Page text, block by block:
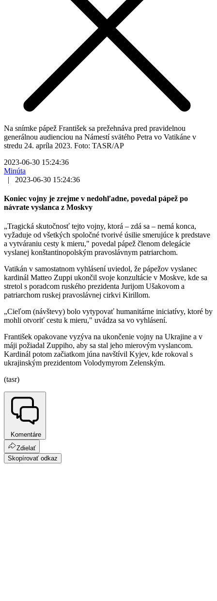
Na snímke pápež František sa prežehnáva pred pravidelnou
generálnou audienciou na Námestí svätého Petra vo Vatikáne v
stredu 24. apríla 2023. Foto: TASR/AP
2023-06-30 15:24:36
Minúta
|
2023-06-30 15:24:36
Koniec vojny je zrejme v nedohľadne, povedal pápež po
návrate vyslanca z Moskvy
„Tragická skutočnosť tejto vojny, ktorá – zdá sa – nemá konca,
vyžaduje od všetkých spoločné tvorivé úsilie smerujúce k predstave
a vytváraniu cesty k mieru," povedal pápež členom delegácie
vyslanej konštantinopolským pravoslávnym patriarchom.
Vatikán v samostatnom vyhlásení uviedol, že pápežov vyslanec
kardinál Matteo Zuppi ukončil svoje konzultácie v Moskve, kde sa
stretol s poradcom ruského prezidenta Jurijom Ušakovom a
patriarchom ruskej pravoslávnej cirkvi Kirillom.
„Cieľom (návštevy) bolo vytypovať humanitárne iniciatívy, ktoré by
mohli otvoriť cestu k mieru," uvádza sa vo vyhlásení.
František opakovane vyzýva na ukončenie vojny na Ukrajine a v
máji požiadal Zuppiho, aby sa stal jeho mierovým vyslancom.
Kardinál potom začiatkom júna navštívil Kyjev, kde rokoval s
ukrajinským prezidentom Volodymyrom Zelenským.
(tasr)
Komentáre
Zdielať
Skopírovať odkaz